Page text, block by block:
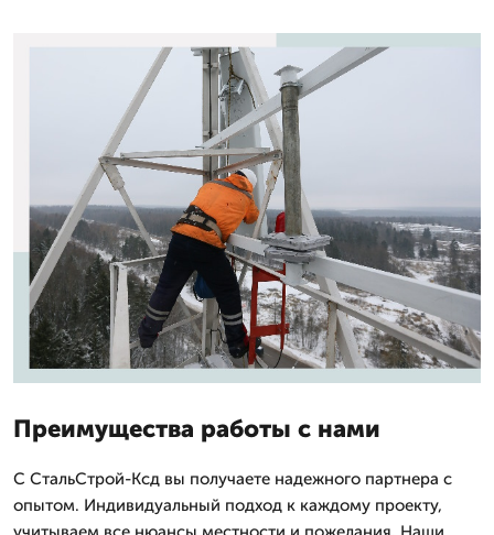
Преимущества работы с нами
С СтальСтрой-Ксд вы получаете надежного партнера с
опытом. Индивидуальный подход к каждому проекту,